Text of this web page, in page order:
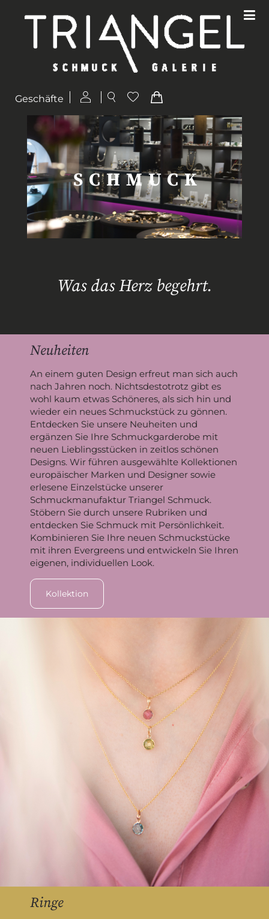
Geschäfte
SCHMUCK
Was das Herz begehrt.
Neuheiten
An einem guten Design erfreut man sich auch
nach Jahren noch. Nichtsdestotrotz gibt es
wohl kaum etwas Schöneres, als sich hin und
wieder ein neues Schmuckstück zu gönnen.
Entdecken Sie unsere Neuheiten und
ergänzen Sie Ihre Schmuckgarderobe mit
neuen Lieblingsstücken in zeitlos schönen
Designs. Wir führen ausgewählte Kollektionen
europäischer Marken und Designer sowie
erlesene Einzelstücke unserer
Schmuckmanufaktur Triangel Schmuck.
Stöbern Sie durch unsere Rubriken und
entdecken Sie Schmuck mit Persönlichkeit.
Kombinieren Sie Ihre neuen Schmuckstücke
mit ihren Evergreens und entwickeln Sie Ihren
eigenen, individuellen Look.
Kollektion
Ringe